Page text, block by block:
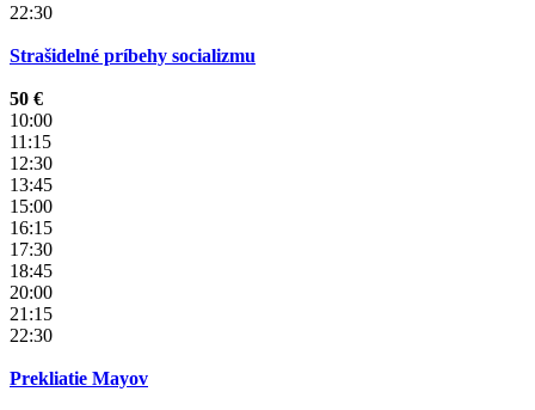
22:30
Strašidelné príbehy socializmu
50 €
10:00
11:15
12:30
13:45
15:00
16:15
17:30
18:45
20:00
21:15
22:30
Prekliatie Mayov